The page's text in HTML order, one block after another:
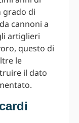
grado di
cannoni a
artiglieri
questo di
le
il dato